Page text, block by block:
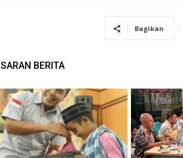
Bagikan
SARAN BERITA